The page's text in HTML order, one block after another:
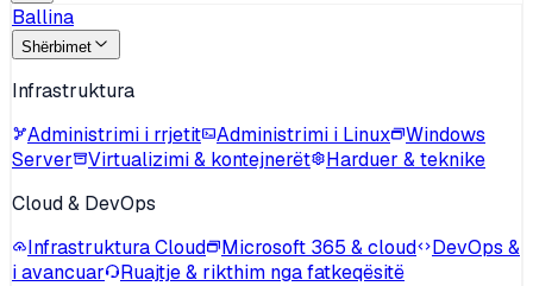
Ballina
Shërbimet
Infrastruktura
Administrimi i rrjetit
Administrimi i Linux
Windows
Server
Virtualizimi & kontejnerët
Harduer & teknike
Cloud & DevOps
Infrastruktura Cloud
Microsoft 365 & cloud
DevOps &
i avancuar
Ruajtje & rikthim nga fatkeqësitë